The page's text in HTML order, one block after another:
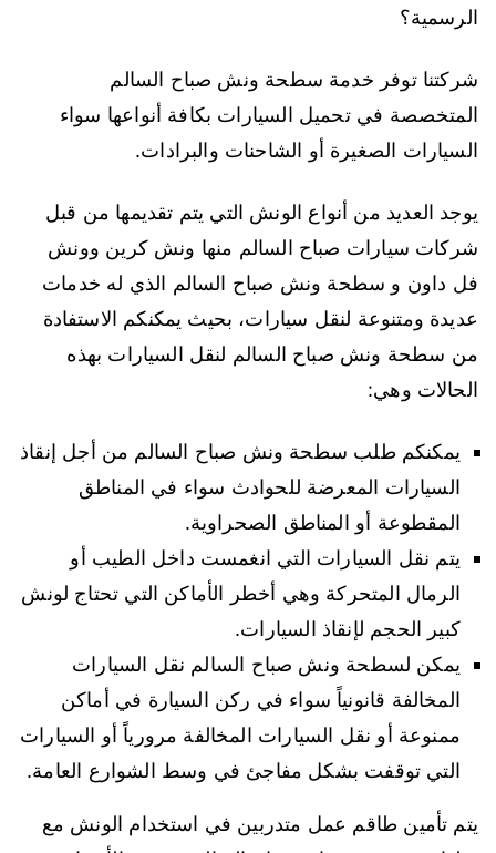
الرسمية؟
شركتنا توفر خدمة سطحة ونش صباح السالم
المتخصصة في تحميل السيارات بكافة أنواعها سواء
السيارات الصغيرة أو الشاحنات والبرادات.
يوجد العديد من أنواع الونش التي يتم تقديمها من قبل
شركات سيارات صباح السالم منها ونش كرين وونش
فل داون و سطحة ونش صباح السالم الذي له خدمات
عديدة ومتنوعة لنقل سيارات، بحيث يمكنكم الاستفادة
من سطحة ونش صباح السالم لنقل السيارات بهذه
الحالات وهي:
يمكنكم طلب سطحة ونش صباح السالم من أجل إنقاذ
السيارات المعرضة للحوادث سواء في المناطق
المقطوعة أو المناطق الصحراوية.
يتم نقل السيارات التي انغمست داخل الطيب أو
الرمال المتحركة وهي أخطر الأماكن التي تحتاج لونش
كبير الحجم لإنقاذ السيارات.
يمكن لسطحة ونش صباح السالم نقل السيارات
المخالفة قانونياً سواء في ركن السيارة في أماكن
ممنوعة أو نقل السيارات المخالفة مرورياً أو السيارات
التي توقفت بشكل مفاجئ في وسط الشوارع العامة.
يتم تأمين طاقم عمل متدربين في استخدام الونش مع